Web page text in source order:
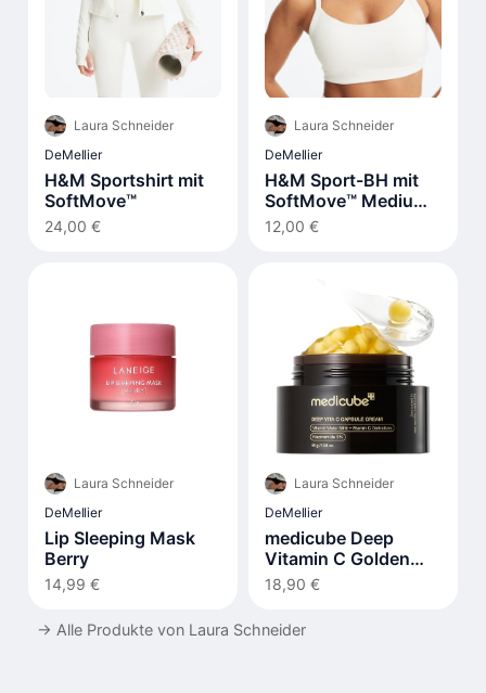
Laura Schneider
DeMellier
H&M Sportshirt mit
SoftMove™
24,00 €
Laura Schneider
DeMellier
H&M Sport-BH mit
SoftMove™ Medium
Support
12,00 €
Laura Schneider
DeMellier
Lip Sleeping Mask
Berry
14,99 €
Laura Schneider
DeMellier
medicube Deep
Vitamin C Golden
Capsule Face
Moisturizer
18,90 €
→ Alle Produkte von Laura Schneider